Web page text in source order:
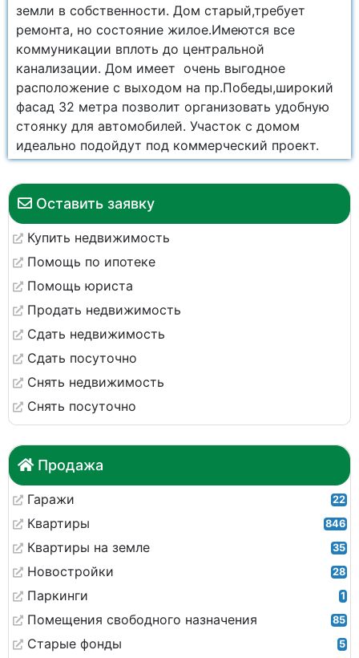
Оставить заявку
Купить недвижимость
Помощь по ипотеке
Помощь юриста
Продать недвижимость
Сдать недвижимость
Сдать посуточно
Снять недвижимость
Снять посуточно
Продажа
Гаражи 22
Квартиры 846
Квартиры на земле 35
Новостройки 28
Паркинги 1
Помещения свободного назначения 85
Старые фонды 5
земли в собственности. Дом старый,требует
ремонта, но состояние жилое.Имеются все
коммуникации вплоть до центральной
канализации. Дом имеет очень выгодное
расположение с выходом на пр.Победы,широкий
фасад 32 метра позволит организовать удобную
стоянку для автомобилей. Участок с домом
идеально подойдут под коммерческий проект.